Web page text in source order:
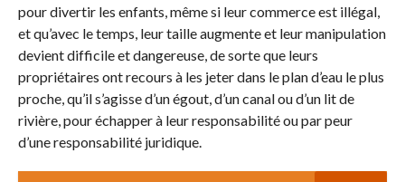
pour divertir les enfants, même si leur commerce est illégal,
et qu’avec le temps, leur taille augmente et leur manipulation
devient difficile et dangereuse, de sorte que leurs
propriétaires ont recours à les jeter dans le plan d’eau le plus
proche, qu’il s’agisse d’un égout, d’un canal ou d’un lit de
rivière, pour échapper à leur responsabilité ou par peur
d’une responsabilité juridique.